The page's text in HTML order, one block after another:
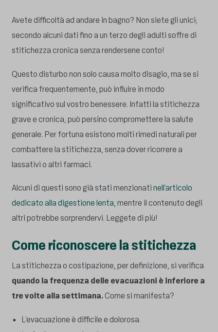
Avete difficoltà ad andare in bagno? Non siete gli unici;
secondo alcuni dati fino a un terzo degli adulti soffre di
stitichezza cronica senza rendersene conto!
Questo disturbo non solo causa molto disagio, ma se si
verifica frequentemente, può influire in modo
significativo sul vostro benessere. Infatti la stitichezza
grave e cronica, può persino compromettere la salute
generale. Per fortuna esistono molti rimedi naturali per
combattere la stitichezza, senza dover ricorrere a
lassativi o altri farmaci.
Alcuni di questi sono già stati menzionatinell’articolo
dedicato alla digestione lenta, mentre il contenuto degli
altri potrebbe sorprendervi. Leggete di più!
Come riconoscere la stitichezza
La stitichezza o costipazione, per definizione, si verifica
quando la frequenza delle evacuazioni è inferiore a
tre volte alla settimana.Come si manifesta?
L’evacuazione è difficile e dolorosa.